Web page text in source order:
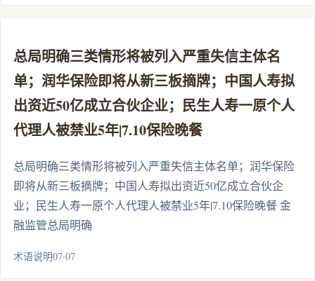
总局明确三类情形将被列入严重失信主体名
单；润华保险即将从新三板摘牌；中国人寿拟
出资近50亿成立合伙企业；民生人寿一原个人
代理人被禁业5年|7.10保险晚餐
总局明确三类情形将被列入严重失信主体名单；润华保险
即将从新三板摘牌；中国人寿拟出资近50亿成立合伙企
业；民生人寿一原个人代理人被禁业5年|7.10保险晚餐 金
融监管总局明确
术语说明07·07